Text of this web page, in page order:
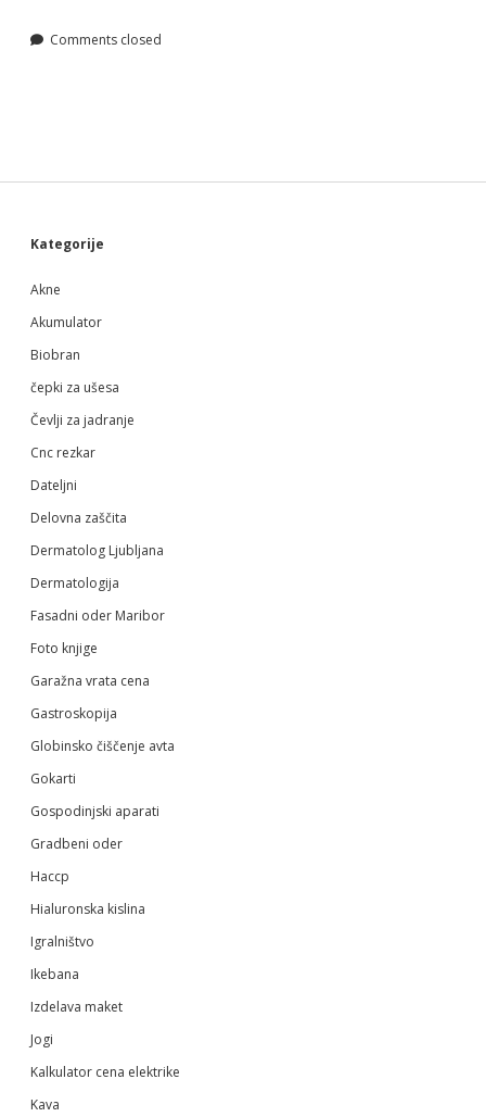
Comments closed
Sidebar
Kategorije
Akne
Akumulator
Biobran
čepki za ušesa
Čevlji za jadranje
Cnc rezkar
Dateljni
Delovna zaščita
Dermatolog Ljubljana
Dermatologija
Fasadni oder Maribor
Foto knjige
Garažna vrata cena
Gastroskopija
Globinsko čiščenje avta
Gokarti
Gospodinjski aparati
Gradbeni oder
Haccp
Hialuronska kislina
Igralništvo
Ikebana
Izdelava maket
Jogi
Kalkulator cena elektrike
Kava